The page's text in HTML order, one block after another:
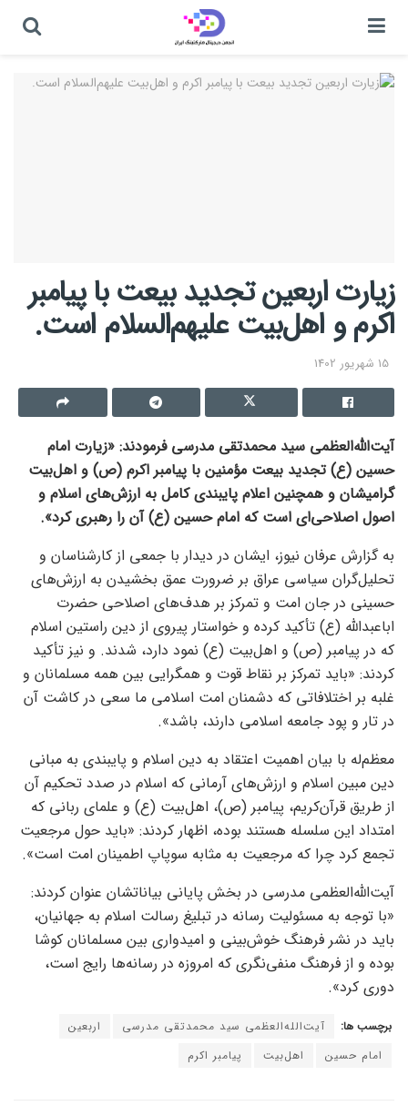
زیارت اربعین تجدید بیعت با پیامبر
اکرم و اهل‌بیت علیهم‌السلام است.
15 شهریور 1402
آیت‌الله‌العظمی سید محمدتقی مدرسی فرمودند: «زیارت امام
حسین (ع) تجدید بیعت مؤمنین با پیامبر اکرم (ص) و اهل‌بیت
گرامیشان و همچنین اعلام پایبندی کامل به ارزش‌های اسلام و
اصول اصلاحی‌ای است که امام حسین (ع) آن را رهبری کرد».
به گزارش عرفان نیوز، ایشان در دیدار با جمعی از کارشناسان و
تحلیل‌گران سیاسی عراق بر ضرورت عمق بخشیدن به ارزش‌های
حسینی در جان امت و تمرکز بر هدف‌های اصلاحی حضرت
اباعبدالله (ع) تأکید کرده و خواستار پیروی از دین راستین اسلام
که در پیامبر (ص) و اهل‌بیت (ع) نمود دارد، شدند. و نیز تأکید
کردند: «باید تمرکز بر نقاط قوت و همگرایی بین همه مسلمانان و
غلبه بر اختلافاتی که دشمنان امت اسلامی ما سعی در کاشت آن
در تار و پود جامعه اسلامی دارند، باشد».
معظم‌له با بیان اهمیت اعتقاد به دین اسلام و پایبندی به مبانی
دین مبین اسلام و ارزش‌های آرمانی که اسلام در صدد تحکیم آن
از طریق قرآن‌کریم، پیامبر (ص)، اهل‌بیت (ع) و علمای ربانی که
امتداد این سلسله هستند بوده، اظهار کردند: «باید حول مرجعیت
تجمع کرد چرا که مرجعیت به مثابه سوپاپ اطمینان امت است».
آیت‌الله‌العظمی مدرسی در بخش پایانی بیاناتشان عنوان کردند:
«با توجه به مسئولیت رسانه در تبلیغ رسالت اسلام به جهانیان،
باید در نشر فرهنگ خوش‌بینی و امیدواری بین مسلمانان کوشا
بوده و از فرهنگ منفی‌نگری که امروزه در رسانه‌ها رایج است،
دوری کرد».
برچسب ها: آیت‌الله‌العظمی سید محمدتقی مدرسی
اربعین
امام حسین
اهل‌بیت پیامبر اکرم